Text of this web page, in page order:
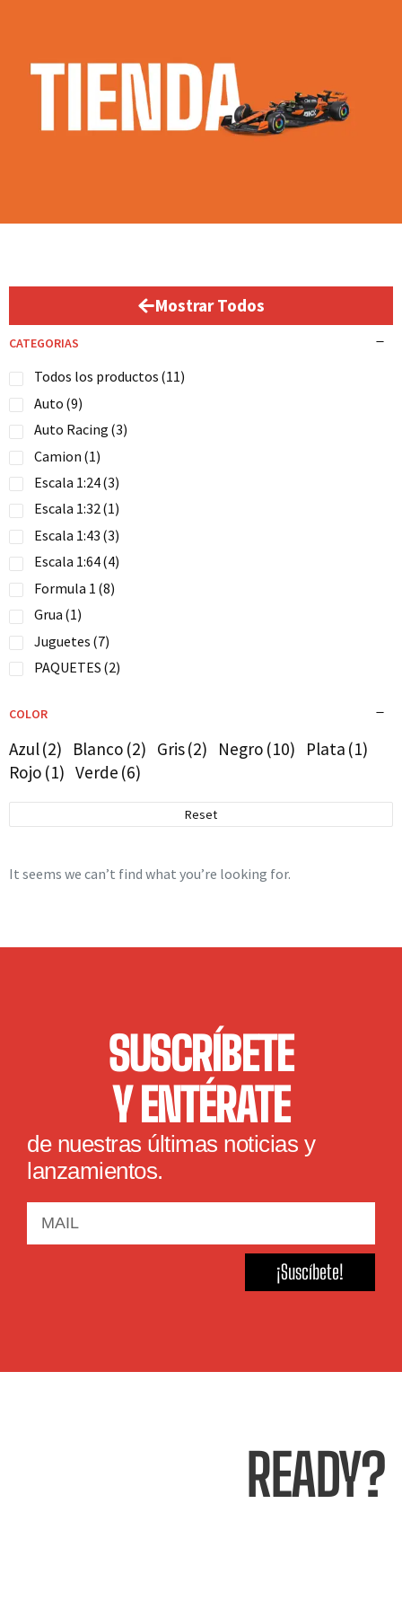
Mostrar Todos
CATEGORIAS
Todos los productos (11)
Auto (9)
Auto Racing (3)
Camion (1)
Escala 1:24(3)
Escala 1:32(1)
Escala 1:43 (3)
Escala 1:64(4)
Formula 1 (8)
Grua (1)
Juguetes (7)
PAQUETES (2)
Trailer
Vehículos(10)
COLOR
Azul(2) Blanco (2) Gris(2) Negro (10) Plata (1)
Rojo (1) Verde (6)
Reset
It seems we can’t find what you’re looking for.
SUSCRÍBETE
Y ENTÉRATE
de nuestras últimas noticias y
lanzamientos.
¡Suscíbete!
READY?